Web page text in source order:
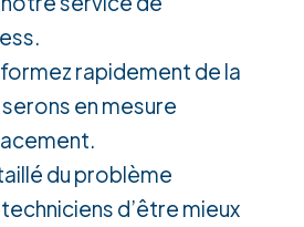
rapidement de la
en mesure
du problème
d’être mieux